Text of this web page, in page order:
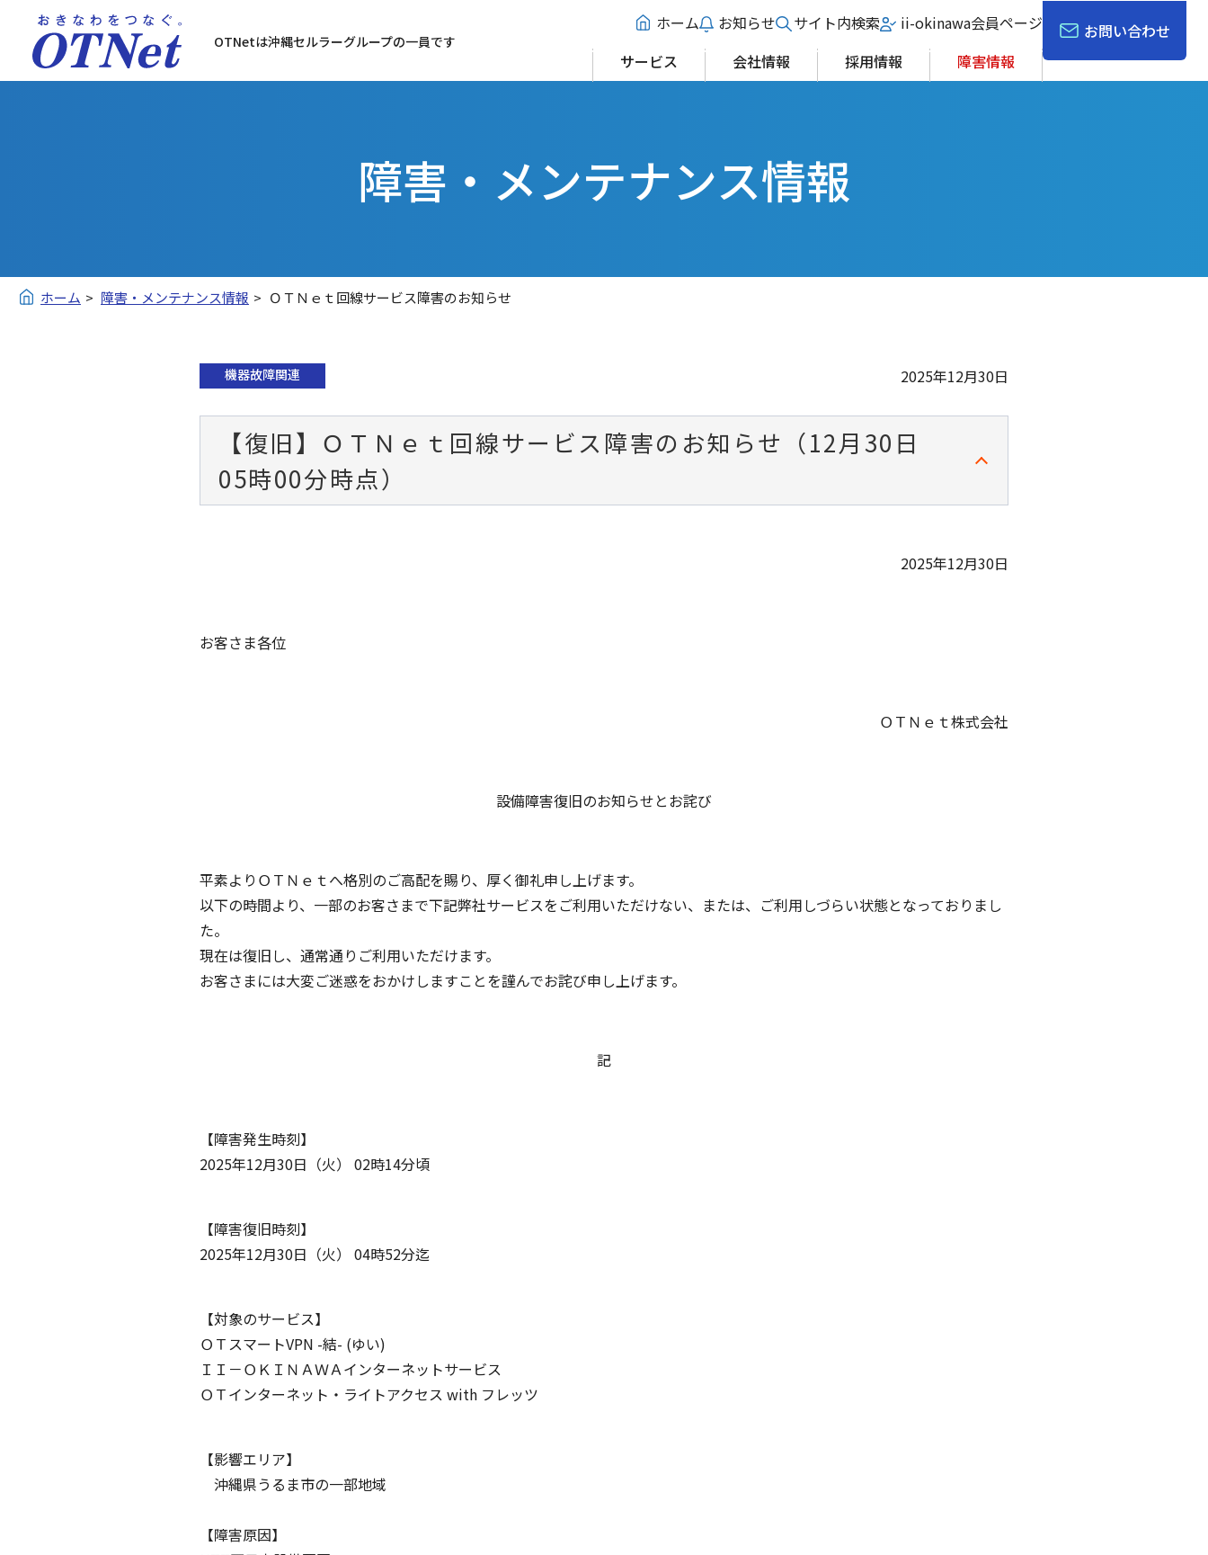
OTNetは沖縄セルラーグループの一員です
ホーム お知らせ サイト内検索
ii-okinawa会員ページ
サービス
会社情報 採用情報 障害情報
お問い合わせ
障害・メンテナンス情報
ホーム 障害・メンテナンス情報 ＯＴＮｅｔ回線サービス障害のお知らせ
機器故障関連 2025年12月30日
【復旧】ＯＴＮｅｔ回線サービス障害のお知らせ（12月30日
05時00分時点）
2025年12月30日
お客さま各位
ＯＴＮｅｔ株式会社
設備障害復旧のお知らせとお詫び
平素よりＯＴＮｅｔへ格別のご高配を賜り、厚く御礼申し上げます。
以下の時間より、一部のお客さまで下記弊社サービスをご利用いただけない、または、ご利用しづらい状態となっておりまし
た。
現在は復旧し、通常通りご利用いただけます。
お客さまには大変ご迷惑をおかけしますことを謹んでお詫び申し上げます。
記
【障害発生時刻】
2025年12月30日（火） 02時14分頃
【障害復旧時刻】
2025年12月30日（火） 04時52分迄
【対象のサービス】
ＯＴスマートVPN -結- (ゆい)
ＩＩ－ＯＫＩＮＡＷＡインターネットサービス
ＯＴインターネット・ライトアクセス with フレッツ
【影響エリア】
沖縄県うるま市の一部地域
【障害原因】